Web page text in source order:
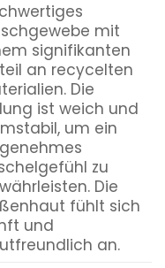
mit
signifikanten
an recycelten
Die
ist weich und
um ein
zu
Die
fühlt sich
und
an.